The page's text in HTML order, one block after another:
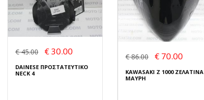
€ 45.00 € 30.00
DAINESE ΠΡΟΣΤΑΤΕΥΤΙΚΟ
NECK 4
€ 86.00 € 70.00
KAWASAKI Z 1000 ΖΕΛΑΤΙΝΑ
ΜΑΥΡΗ